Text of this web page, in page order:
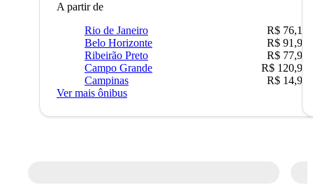
A partir de
Rio de Janeiro
R$ 76,10
Belo Horizonte
R$ 91,90
Ribeirão Preto
R$ 77,90
Campo Grande
R$ 120,90
Campinas
R$ 14,90
Ver mais ônibus